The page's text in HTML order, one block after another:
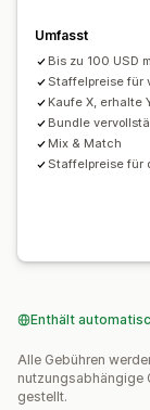
Die Preise kannst
Feste
Prozentuale
Kostenloser
Umfasst
Bis zu 100 USD
Staffelpreise für
Kaufe X, erhalte
Bundle
Mix & Match
Staffelpreise für
Enthält
Alle Gebühren
nutzungsabhängige
gestellt.